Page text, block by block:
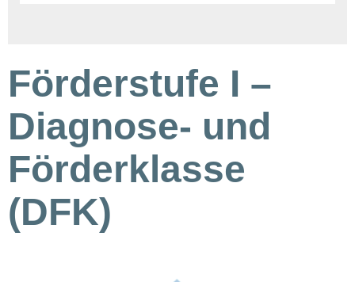
Förderstufe I –
Diagnose- und
Förderklasse
(DFK)